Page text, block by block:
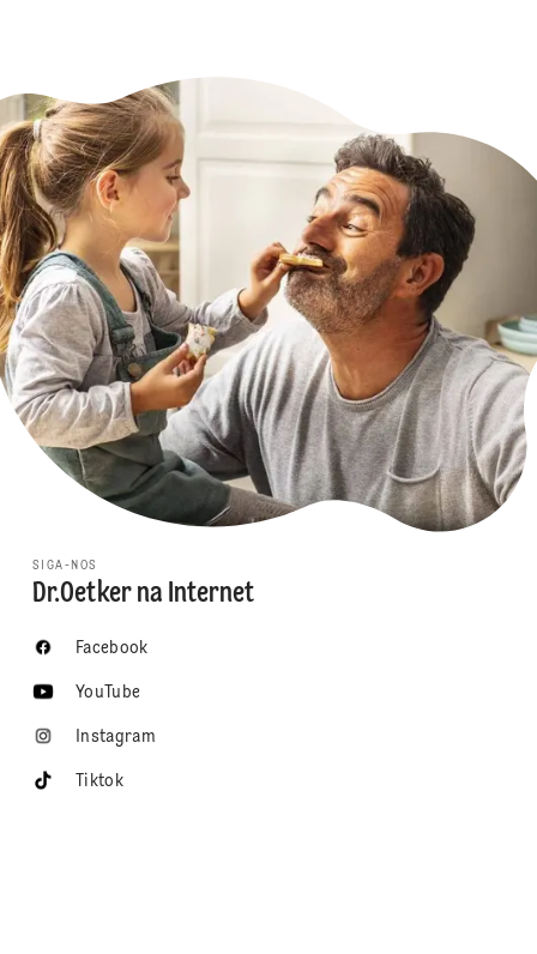
SIGA-NOS
Dr.Oetker na Internet
Facebook
YouTube
Instagram
Tiktok